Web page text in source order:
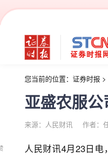
您当前的位置： 证券时报 >
亚盛农服
来源：人民财讯 作者：
人民财讯4月23日电